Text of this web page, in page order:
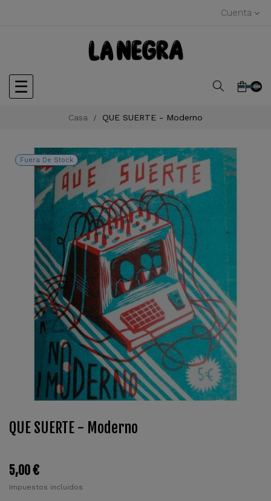
Cuenta
Navegación
☰ 0
Casa QUE SUERTE - Moderno
Fuera De Stock
QUE SUERTE - Moderno
5,00 €
Impuestos incluidos